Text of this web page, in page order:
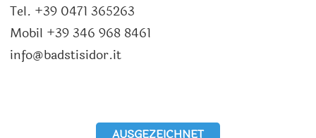
Tel. +39 0471 365263
Mobil +39 346 968 8461
info@badstisidor.it
AUSGEZEICHNET